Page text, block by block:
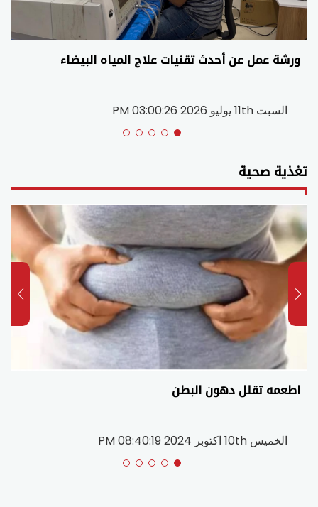
ورشة عمل عن أحدث تقنيات علاج المياه البيضاء
السبت 11th يوليو 2026 03:00:26 PM
تغذية صحية
اطعمه تقلل دهون البطن
الخميس 10th اكتوبر 2024 08:40:19 PM